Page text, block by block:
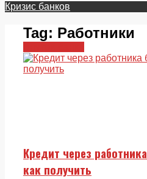
Кризис банков
Tag: Работники
Кредит через
как получить